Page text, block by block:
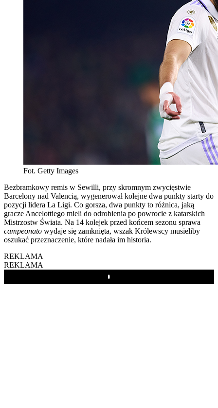
Fot. Getty Images
Bezbramkowy remis w Sewilli, przy skromnym zwycięstwie
Barcelony nad Valencią, wygenerował kolejne dwa punkty starty do
pozycji lidera La Ligi. Co gorsza, dwa punkty to różnica, jaką
gracze Ancelottiego mieli do odrobienia po powrocie z katarskich
Mistrzostw Świata. Na 14 kolejek przed końcem sezonu sprawa
campeonato wydaje się zamknięta, wszak Królewscy musieliby
oszukać przeznaczenie, które nadała im historia.
REKLAMA
REKLAMA
Play